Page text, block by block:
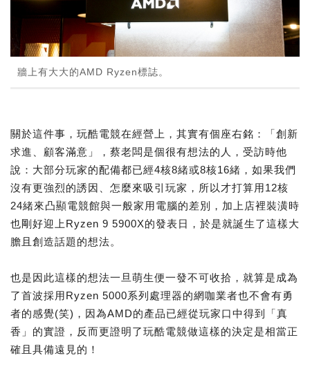
牆上有大大的AMD Ryzen標誌。
關於這件事，玩酷電競在經營上，其實有個座右銘：「創新
求進、顧客滿意」，蔡老闆是個很有想法的人，受訪時他
說：大部分玩家的配備都已經4核8緒或8核16緒，如果我們
沒有更強烈的誘因、怎麼來吸引玩家，所以才打算用12核
24緒來凸顯電競館與一般家用電腦的差別，加上店裡裝潢時
也剛好迎上Ryzen 9 5900X的發表日，於是就誕生了這樣大
膽且創造話題的想法。
也是因此這樣的想法一旦萌生便一發不可收拾，就算是成為
了首波採用Ryzen 5000系列處理器的網咖業者也不會有勇
者的感覺(笑)，因為AMD的產品已經從玩家口中得到「真
香」的實證，反而更證明了玩酷電競做這樣的決定是相當正
確且具備遠見的！